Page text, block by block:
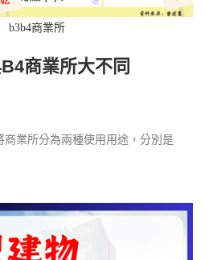
b3b4商業所
商業所大不同
業所分為兩種使用用途，分別是